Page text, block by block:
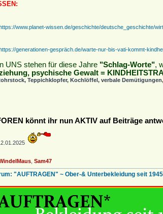
www.planet-wissen.de/geschichte/deutsche_geschichte/
generationen-gespräch.de/warte-nur-bis-vati-kommt-
UNS stehen für diese Jahre "Schlag-Worte",
psychische Gewalt =
Teppichklopfer, Kochlöffel, verbale
könnt ihr nun AKTIV auf Beiträge
Sam47
"AUFTRAGEN" ~ Ober-& Unterbekleidung seit 1945